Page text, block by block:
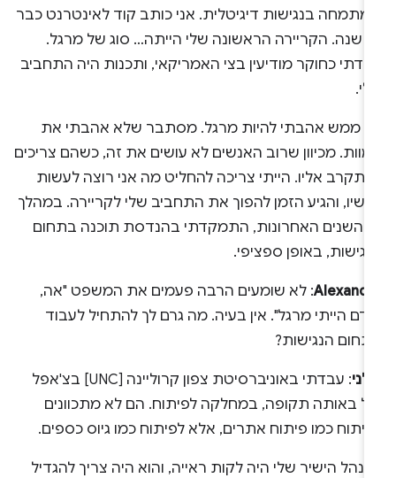
בנגישות דיגיטלית. אני כותב קוד לאינטרנט כבר
25 שנה. הקריירה הראשונה שלי הייתה… סוג של מרגל.
כחוקר מודיעין בצי האמריקאי, ותכנות היה התחביב
ממש אהבתי להיות מרגל. מסתבר שלא אהבתי את
מכיוון שרוב האנשים לא עושים את זה, כשהם צריכים
אליו. הייתי צריכה להחליט מה אני רוצה לעשות
והגיע הזמן להפוך את התחביב שלי לקריירה. במהלך
10 השנים האחרונות, התמקדתי בהנדסת תוכנה בתחום
באופן ספציפי.
: לא שומעים הרבה פעמים את המשפט "אה,
הייתי מרגל". אין בעיה. מה גרם לך להתחיל לעבוד
הנגישות?
: עבדתי באוניברסיטת צפון קרוליינה [UNC] בצ'אפל
באותה תקופה, במחלקה לפיתוח. הם לא מתכוונים
כמו פיתוח אתרים, אלא לפיתוח כמו גיוס כספים.
הישיר שלי היה לקות ראייה, והוא היה צריך להגדיל